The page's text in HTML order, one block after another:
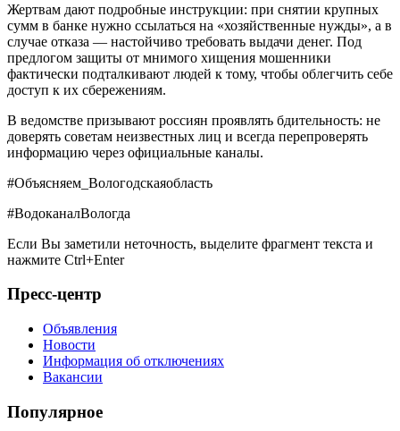
Жертвам дают подробные инструкции: при снятии крупных
сумм в банке нужно ссылаться на «хозяйственные нужды», а в
случае отказа — настойчиво требовать выдачи денег. Под
предлогом защиты от мнимого хищения мошенники
фактически подталкивают людей к тому, чтобы облегчить себе
доступ к их сбережениям.
В ведомстве призывают россиян проявлять бдительность: не
доверять советам неизвестных лиц и всегда перепроверять
информацию через официальные каналы.
#Объясняем_Вологодскаяобласть
#ВодоканалВологда
Если Вы заметили неточность, выделите фрагмент текста и
нажмите Ctrl+Enter
Пресс-центр
Объявления
Новости
Информация об отключениях
Вакансии
Популярное